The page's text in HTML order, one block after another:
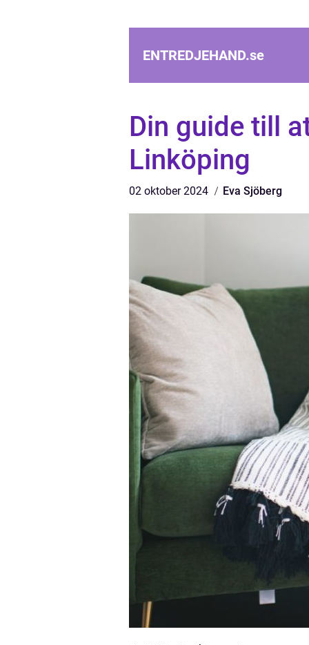
ENTREDJEHAND.se
Din guide till
Linköping
02 oktober 2024 Eva Sjöberg